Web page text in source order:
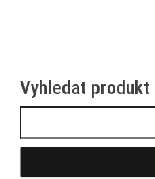
Vyhledat produkt